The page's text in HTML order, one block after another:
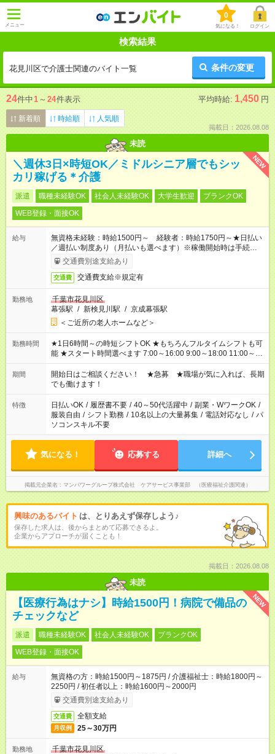
メニュー
0
気になる！ ログイン
検索結果
花見川区で介護士関連のバイト一覧 条件の変更
24件中1 ～ 24件表示 平均時給: 1,450 円
新着順 時給順 人気順
掲載日：2026.08.08
未読
NEW
＼週休3日×時短OK／ミドルシニア層でもシッ
カリ稼げる＊介護
派遣 職種未経験OK 社会人未経験OK 大学生歓迎
ブランクOK
WEB登録・面接OK
給与
無資格未経験：時給1500円～ 経験者：時給1750円～★日払い
／週払い制度あり（月払いも選べます）※稼働開始時は手続き完
了次第のお支払いとなります。
交通費別途支給あり
交通費 交通費支給※規定有
勤務地
千葉市花見川区
幕張駅 / 新検見川駅 / 京成幕張駅
＜ご近所の老人ホームなど＞
勤務時間
★1日6時間～の時短シフトOK ★もちろんフルタイムシフトも可
能 ★スタート時間選べます 7:00～16:00 9:00～18:00 11:00～
20:00 など 残業なし！ ※Wワークの場合、他のお仕事と合わせ
週40時間超の就業はご案内できません ※法令に基づき、週20時
間以上勤務は社会保険への加入対象となります ※労働者派遣法
（日雇い派遣の原則禁止）により、短時間・短期間の就業はご
案内が難しい場合があります
期間
開始日はご相談ください！ ★急募 ★職場が気に入れば、長期
でも働けます！
特徴 日払いOK / 履歴書不要 / 40～50代活躍中 / 副業・WワークOK /
服装自由 / シフト勤務 / 10名以上の大量募集 / 電話対応なし / パ
ソコンスキル不要
気になる！ 応募する 詳細へ
掲載元企業名 マンパワーグループ株式会社 ケアサービス事業部 （医療福祉介護関連）
興味のあるバイト は、とりあえず保存しよう♪
保存した求人は、後からまとめて応募できるよ。
企業からアプローチが届くことも！
掲載日：2026.08.08
未読
NEW
【医療行為はナシ】時給1500円！病院で備品の
チェックなど
派遣 職種未経験OK 社会人未経験OK
ブランクOK
WEB登録・面接OK
給与
無資格の方：時給1500円～1875円 / 介護福祉士：時給1800円～
2250円 / 初任者以上：時給1600円～2000円
交通費別途支給あり
交通費 全額支給
月収例 25～30万円
勤務地
千葉市花見川区